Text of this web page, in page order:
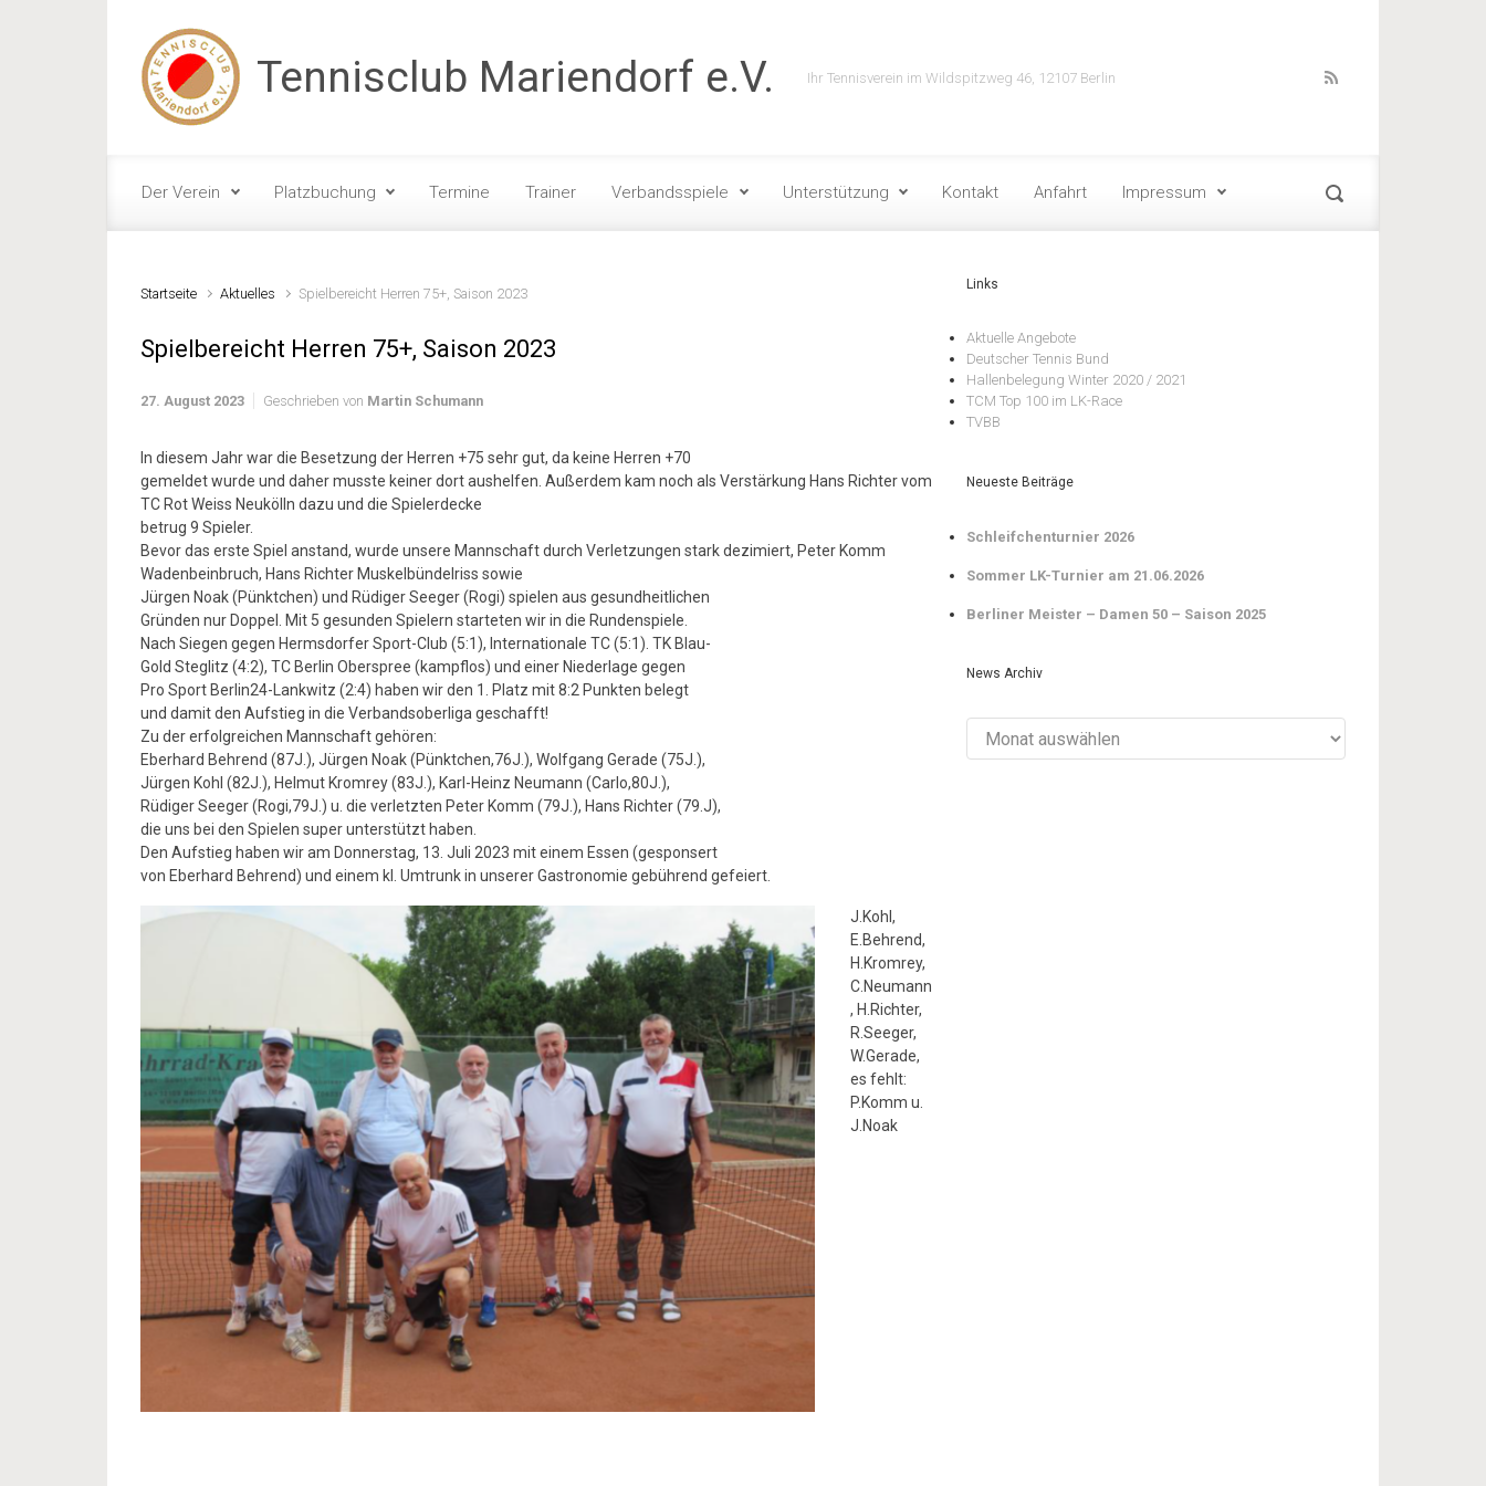
Zum Hauptinhalt springen
Tennisclub Mariendorf e.V. Ihr Tennisverein im Wildspitzweg 46, 12107 Berlin
Der Verein Platzbuchung Termine Trainer Verbandsspiele Unterstützung Kontakt Anfahrt Impressum
Startseite Aktuelles Spielbereicht Herren 75+, Saison 2023
Spielbereicht Herren 75+, Saison 2023
27. August 2023 Geschrieben von Martin Schumann
In diesem Jahr war die Besetzung der Herren +75 sehr gut, da keine Herren +70
gemeldet wurde und daher musste keiner dort aushelfen. Außerdem kam noch als Verstärkung Hans Richter vom
TC Rot Weiss Neukölln dazu und die Spielerdecke
betrug 9 Spieler.
Bevor das erste Spiel anstand, wurde unsere Mannschaft durch Verletzungen stark dezimiert, Peter Komm
Wadenbeinbruch, Hans Richter Muskelbündelriss sowie
Jürgen Noak (Pünktchen) und Rüdiger Seeger (Rogi) spielen aus gesundheitlichen
Gründen nur Doppel. Mit 5 gesunden Spielern starteten wir in die Rundenspiele.
Nach Siegen gegen Hermsdorfer Sport-Club (5:1), Internationale TC (5:1). TK Blau-
Gold Steglitz (4:2), TC Berlin Oberspree (kampflos) und einer Niederlage gegen
Pro Sport Berlin24-Lankwitz (2:4) haben wir den 1. Platz mit 8:2 Punkten belegt
und damit den Aufstieg in die Verbandsoberliga geschafft!
Zu der erfolgreichen Mannschaft gehören:
Eberhard Behrend (87J.), Jürgen Noak (Pünktchen,76J.), Wolfgang Gerade (75J.),
Jürgen Kohl (82J.), Helmut Kromrey (83J.), Karl-Heinz Neumann (Carlo,80J.),
Rüdiger Seeger (Rogi,79J.) u. die verletzten Peter Komm (79J.), Hans Richter (79.J),
die uns bei den Spielen super unterstützt haben.
Den Aufstieg haben wir am Donnerstag, 13. Juli 2023 mit einem Essen (gesponsert
von Eberhard Behrend) und einem kl. Umtrunk in unserer Gastronomie gebührend gefeiert.
J.Kohl,
E.Behrend,
H.Kromrey,
C.Neumann
, H.Richter,
R.Seeger,
W.Gerade,
es fehlt:
P.Komm u.
J.Noak
Links
Aktuelle Angebote
Deutscher Tennis Bund
Hallenbelegung Winter 2020 / 2021
TCM Top 100 im LK-Race
TVBB
Neueste Beiträge
Schleifchenturnier 2026
Sommer LK-Turnier am 21.06.2026
Berliner Meister – Damen 50 – Saison 2025
News Archiv
Archiv